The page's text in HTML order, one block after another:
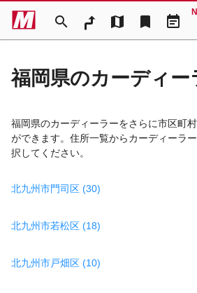
search map bookmark event_note
福岡県のカーディー
福岡県のカーディーラーをさらに市区町
ができます。住所一覧からカーディーラ
択してください。
北九州市門司区 (30)
北九州市若松区 (18)
北九州市戸畑区 (10)